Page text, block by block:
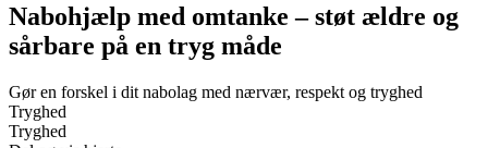
Nabohjælp med omtanke – støt ældre og
sårbare på en tryg måde
Gør en forskel i dit nabolag med nærvær, respekt og tryghed
Tryghed
Tryghed